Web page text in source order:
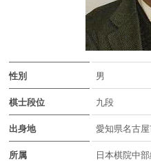
性別 男
棋士段位 九段
出身地 愛知県名古
所属 日本棋院中